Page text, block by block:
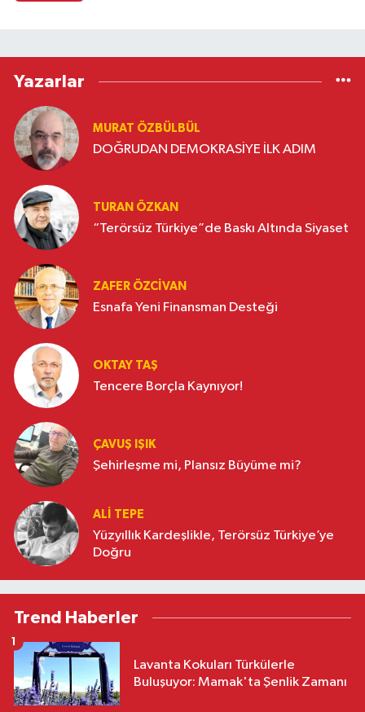
Yazarlar
MURAT ÖZBÜLBÜL
DOĞRUDAN DEMOKRASİYE İLK ADIM
TURAN ÖZKAN
“Terörsüz Türkiye”de Baskı Altında Siyaset
ZAFER ÖZCIVAN
Esnafa Yeni Finansman Desteği
OKTAY TAŞ
Tencere Borçla Kaynıyor!
ÇAVUŞ IŞIK
Şehirleşme mi, Plansız Büyüme mi?
ALI TEPE
Yüzyıllık Kardeşlikle, Terörsüz Türkiye’ye
Doğru
Trend Haberler
Lavanta Kokuları Türkülerle
Buluşuyor: Mamak'ta Şenlik Zamanı
1